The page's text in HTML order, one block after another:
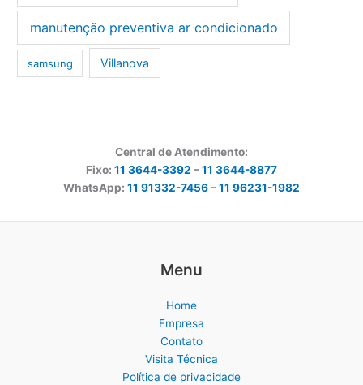
manutenção preventiva ar condicionado
samsung Villanova
Central de Atendimento:
Fixo: 11 3644-3392 –11 3644-8877
WhatsApp: 11 91332-7456–11 96231-1982
Menu
Home
Empresa
Contato
Visita Técnica
Política de privacidade